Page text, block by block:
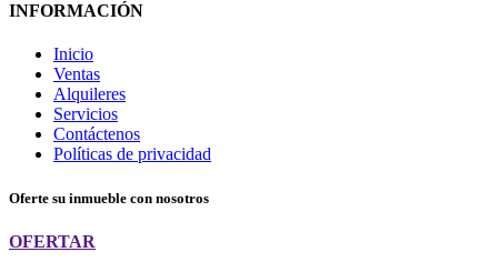
INFORMACIÓN
Inicio
Ventas
Alquileres
Servicios
Contáctenos
Políticas de privacidad
Oferte su inmueble con nosotros
OFERTAR